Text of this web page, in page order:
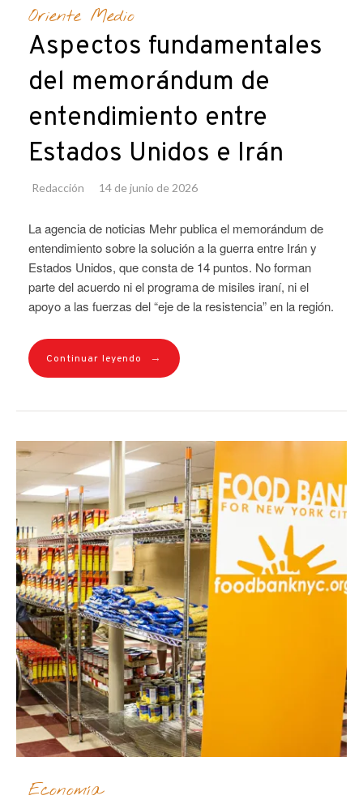
Oriente Medio
Aspectos fundamentales
del memorándum de
entendimiento entre
Estados Unidos e Irán
Redacción 14 de junio de 2026
La agencia de noticias Mehr publica el memorándum de
entendimiento sobre la solución a la guerra entre Irán y
Estados Unidos, que consta de 14 puntos. No forman
parte del acuerdo ni el programa de misiles iraní, ni el
apoyo a las fuerzas del “eje de la resistencia” en la región.
Continuar leyendo →
Economía